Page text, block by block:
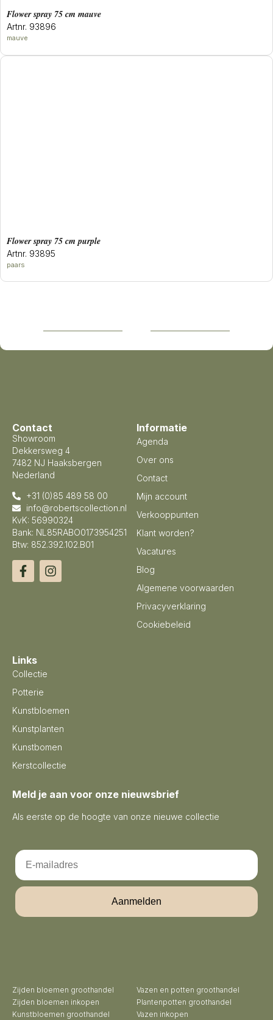
flower spray 75 cm mauve
Artnr. 93896
mauve
flower spray 75 cm purple
Artnr. 93895
paars
Contact
Showroom
Dekkersweg 4
7482 NJ Haaksbergen
Nederland
+31 (0)85 489 58 00
info@robertscollection.nl
KvK: 56990324
Bank: NL85RABO0173954251
Btw: 852.392.102.B01
Informatie
Agenda
Over ons
Contact
Mijn account
Verkooppunten
Klant worden?
Vacatures
Blog
Algemene voorwaarden
Privacyverklaring
Cookiebeleid
Links
Collectie
Potterie
Kunstbloemen
Kunstplanten
Kunstbomen
Kerstcollectie
Meld je aan voor onze nieuwsbrief
Als eerste op de hoogte van onze nieuwe collectie
Email
Aanmelden
Zijden bloemen groothandel
Zijden bloemen inkopen
Kunstbloemen groothandel
Vazen en potten groothandel
Plantenpotten groothandel
Vazen inkopen